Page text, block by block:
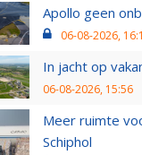
Apollo geen
06-08-2026,
In jacht op
06-08-2026, 15:56
Meer ruimte
Schiphol